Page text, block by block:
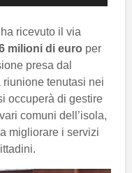
ha ricevuto il via
milioni di euro per
presa dal
riunione tenutasi nei
occuperà di gestire
comuni dell’isola,
migliorare i servizi